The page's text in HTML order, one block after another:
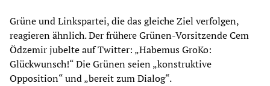
Grüne und Linkspartei, die das gleiche Ziel verfolgen,
reagieren ähnlich. Der frühere Grünen-Vorsitzende Cem
Ödzemir jubelte auf Twitter: „Habemus GroKo:
Glückwunsch!“ Die Grünen seien „konstruktive
Opposition“ und „bereit zum Dialog“.